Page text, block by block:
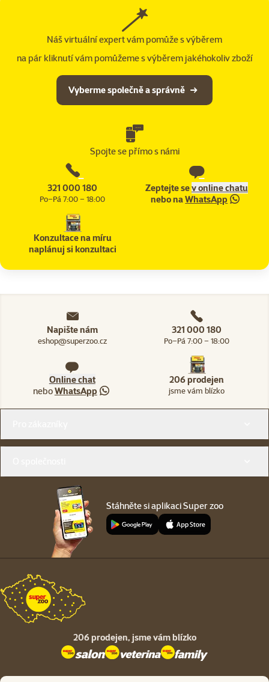
Náš virtuální expert vám pomůže s výběrem
na pár kliknutí vám pomůžeme s výběrem jakéhokoliv zboží
Vyberme společně a správně
Spojte se přímo s námi
321 000 180
Po–Pá 7:00 – 18:00
Zeptejte sev online chatu
nebo naWhatsApp
Konzultace na míru
naplánuj si konzultaci
Napište nám
eshop@superzoo.cz
321 000 180
Po–Pá 7:00 – 18:00
Online chat
neboWhatsApp
206 prodejen
jsme vám blízko
Stáhněte si aplikaci Super zoo
206 prodejen, jsme vám blízko